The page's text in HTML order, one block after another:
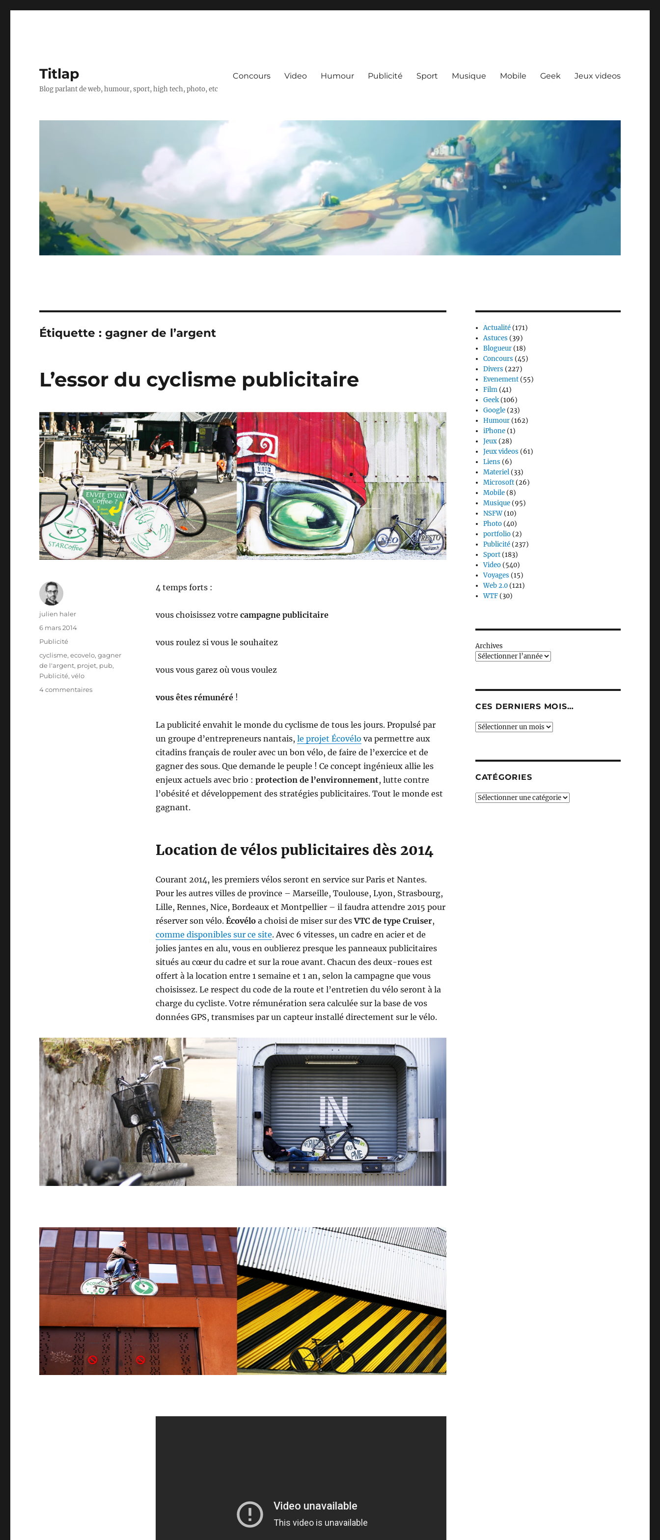
Titlap
Blog parlant de web, humour, sport, high tech, photo, etc
Concours Video Humour Publicité Sport Musique Mobile Geek Jeux videos
Étiquette :gagner de l’argent
L’essor du cyclisme publicitaire
4 temps forts :
vous choisissez votre campagne publicitaire
vous roulez si vous le souhaitez
vous vous garez où vous voulez
vous êtes rémunéré!
La publicité envahit le monde du cyclisme de tous les jours. Propulsé par
un groupe d’entrepreneurs nantais, le projet Écovélo va permettre aux
citadins français de rouler avec un bon vélo, de faire de l’exercice et de
gagner des sous. Que demande le peuple ! Ce concept ingénieux allie les
enjeux actuels avec brio : protection de l’environnement, lutte contre
l’obésité et développement des stratégies publicitaires. Tout le monde est
gagnant.
Location de vélos publicitaires dès 2014
Courant 2014, les premiers vélos seront en service sur Paris et Nantes.
Pour les autres villes de province – Marseille, Toulouse, Lyon, Strasbourg,
Lille, Rennes, Nice, Bordeaux et Montpellier – il faudra attendre 2015 pour
réserver son vélo. Écovéloa choisi de miser sur desVTC de type Cruiser,
comme disponibles sur ce site. Avec 6 vitesses, un cadre en acier et de
jolies jantes en alu, vous en oublierez presque les panneaux publicitaires
situés au cœur du cadre et sur la roue avant. Chacun des deux-roues est
offert à la location entre 1 semaine et 1 an, selon la campagne que vous
choisissez. Le respect du code de la route et l’entretien du vélo seront à la
charge du cycliste. Votre rémunération sera calculée sur la base de vos
données GPS, transmises par un capteur installé directement sur le vélo.
Auteur
julien haler
Publié
le
6 mars 2014
Catégories
Publicité
Étiquettes
cyclisme,ecovelo,gagner
de l'argent, projet, pub,
Publicité,vélo
4 commentairessur
Actualité (171)
Astuces (39)
Blogueur (18)
Concours (45)
Divers (227)
Evenement (55)
Film (41)
Geek (106)
Google (23)
Humour (162)
iPhone (1)
Jeux (28)
Jeux videos (61)
Liens (6)
Materiel (33)
Microsoft (26)
Mobile (8)
Musique (95)
NSFW(10)
Photo (40)
portfolio (2)
Publicité (237)
Sport (183)
Video (540)
Voyages (15)
Web 2.0 (121)
WTF (30)
Archives
CES DERNIERS MOIS…
Ces
CATÉGORIES
Catégories